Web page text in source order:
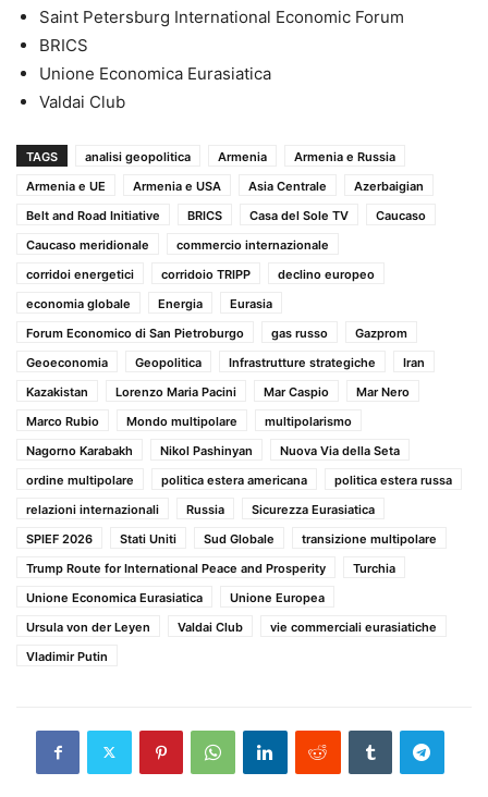
Saint Petersburg International Economic Forum
BRICS
Unione Economica Eurasiatica
Valdai Club
TAGS analisi geopolitica Armenia
Armenia e Russia
Armenia e UE
Armenia e USA Asia Centrale
Azerbaigian
Belt and Road Initiative
BRICS Casa del Sole TV
Caucaso
Caucaso meridionale
commercio internazionale
corridoi energetici
corridoio TRIPP
declino europeo
economia globale
Energia
Eurasia
Forum Economico di San Pietroburgo
gas russo
Gazprom
Geoeconomia
Geopolitica Infrastrutture strategiche
Iran
Kazakistan
Lorenzo Maria Pacini Mar Caspio
Mar Nero
Marco Rubio
Mondo multipolare
multipolarismo
Nagorno Karabakh
Nikol Pashinyan
Nuova Via della Seta
ordine multipolare
politica estera americana
politica estera russa
relazioni internazionali
Russia
Sicurezza Eurasiatica
SPIEF 2026
Stati Uniti Sud Globale
transizione multipolare
Trump Route for International Peace and Prosperity
Turchia
Unione Economica Eurasiatica
Unione Europea
Ursula von der Leyen
Valdai Club
vie commerciali eurasiatiche
Vladimir Putin